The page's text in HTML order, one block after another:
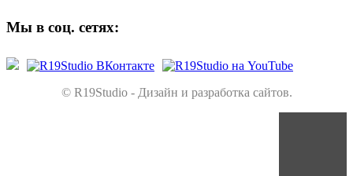
Мы в соц. сетях:
© R19Studio - Дизайн и разработка сайтов.